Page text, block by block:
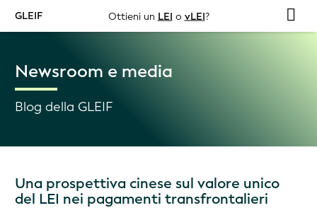
GLEIF Ottieni un LEI o vLEI?
Newsroom e media
Blog della GLEIF
Una prospettiva cinese sul valore unico
del LEI nei pagamenti transfrontalieri